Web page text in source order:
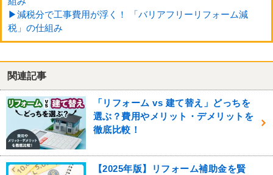
▶減税分で工事費用が浮く！ 「バリアフリーリフォーム減
税」の仕組み
関連記事
「リフォーム vs 建て替え」どっちを
選ぶ？費用やメリット・デメリットを
徹底比較！
【2025年版】リフォーム補助金を賢